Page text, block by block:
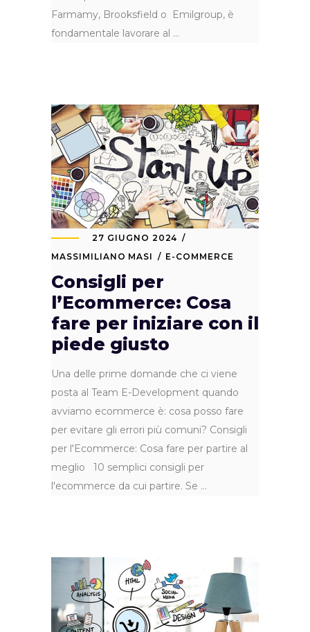
Farmamy, Brooksfield o Emilgroup, è
fondamentale lavorare al
27 GIUGNO 2024
MASSIMILIANO MASI
E-COMMERCE
Consigli per
l’Ecommerce: Cosa
fare per iniziare con il
piede giusto
Una delle prime domande che ci viene
posta al Team E-Development quando
avviamo ecommerce è: cosa posso fare
per evitare gli errori più comuni? Consigli
per l'Ecommerce: Cosa fare per partire al
meglio 10 semplici consigli per
l'ecommerce da cui partire. Se